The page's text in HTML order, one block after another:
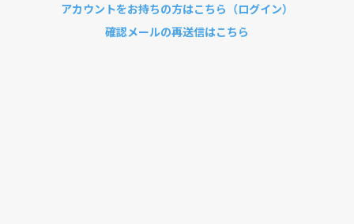
アカウントをお持ちの方はこちら（ログイン）
確認メールの再送信はこちら